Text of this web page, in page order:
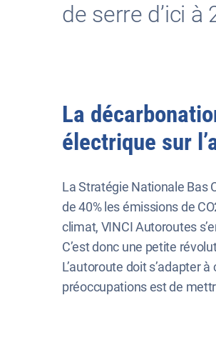
de serre d’ici
La
électrique sur
La Stratégie Nationale Bas
de 40% les émissions de
climat, VINCI Autoroutes
C’est donc une petite
L’autoroute doit s’adapter
préoccupations est de